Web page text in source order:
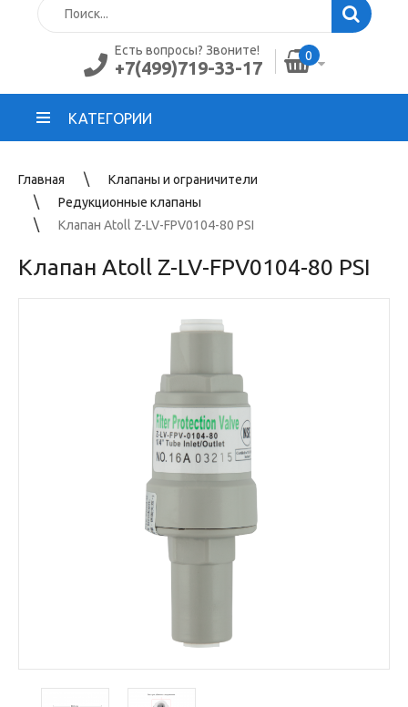
Есть вопросы? Звоните!
+7(499)719-33-17
0
КАТЕГОРИИ
Главная
Клапаны и ограничители
Редукционные клапаны
Клапан Atoll Z-LV-FPV0104-80 PSI
Клапан Atoll Z-LV-FPV0104-80 PSI